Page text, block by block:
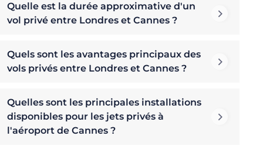
Quelle est la durée approximative d'un
vol privé entre Londres et Cannes ?
Quels sont les avantages principaux des
vols privés entre Londres et Cannes ?
Quelles sont les principales installations
disponibles pour les jets privés à
l'aéroport de Cannes ?